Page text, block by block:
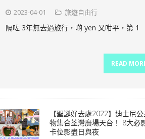
2023-04-01 旅遊自由行
隔咗 3年無去過旅行，啲 yen 又咁平，第 1
READ
【聖誕好去處2022】迪士尼
物集合荃灣廣場天台！ 8大必
卡位影盡日與夜